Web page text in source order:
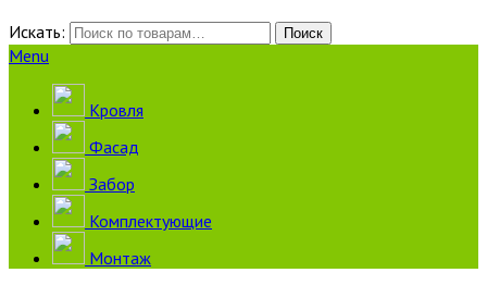
Искать:
Поиск
Menu
Кровля
Фасад
Забор
Комплектующие
Монтаж